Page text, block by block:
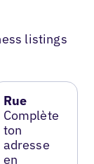
listings
Rue
Complète
ton
adresse
en